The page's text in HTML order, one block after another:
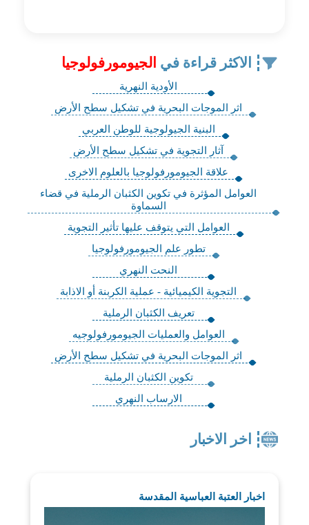
الاكثر قراءة في الجيومورفولوجيا
الأودية النهرية
اثر الموجات البحرية في تشكيل سطح الأرض
البنية الجيولوجية للوطن العربي
آثار التجوية في تشكيل سطح الأرض
علاقة الجيومورفولوجيا بالعلوم الاخرى
العوامل المؤثرة في تكوين الكثبان الرملية في قضاء
السماوة
العوامل التي يتوقف عليها تأثير التجوية
تطور علم الجيومورفولوجيا
النحت النهري
التجوية الكيميائية - عملية الكربنة أو الاذابة
تعريف الكثبان الرملية
العوامل والعمليات الجيومورفولوجيه
اثر الموجات البحرية في تشكيل سطح الأرض
تكوين الكثبان الرملية
الارساب النهري
اخر الاخبار
اخبار العتبة العباسية المقدسة